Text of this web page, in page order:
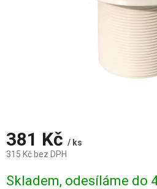
381 Kč / ks
315 Kč bez DPH
cena:
Skladem, odesíláme do